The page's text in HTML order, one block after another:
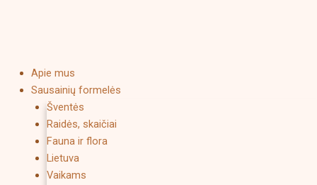
o
k
r
a
m
Apie mus
Sausainių formelės
Šventės
Raidės, skaičiai
Fauna ir flora
Lietuva
Vaikams
Menu